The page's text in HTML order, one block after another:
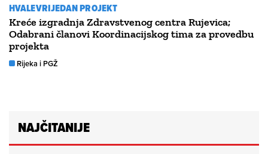
HVALEVRIJEDAN PROJEKT
Kreće izgradnja Zdravstvenog centra Rujevica;
Odabrani članovi Koordinacijskog tima za provedbu
projekta
Rijeka i PGŽ
NAJČITANIJE